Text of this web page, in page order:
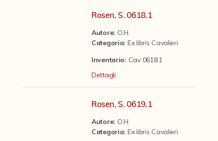
Rosen, S. 0618.1
Autore: O.H.
Categoria: Ex libris Cavalieri
Inventario: Cav 0618.1
Dettagli
Rosen, S. 0619.1
Autore: O.H.
Categoria: Ex libris Cavalieri